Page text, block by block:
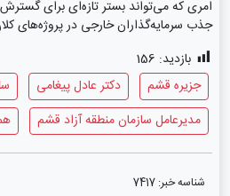
امری که می‌تواند بستر تازه‌ای برای
جذب سرمایه‌گذاران خارجی در پروژه‌های
بازدید: 156
جزیره قشم
دکتر عادل پیغامی
مدیرعامل سازمان منطقه آزاد قشم
شناسه خبر: